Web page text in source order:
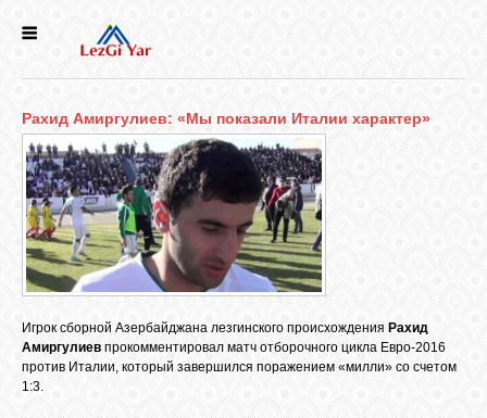
СЕЛА
ИСТОРИЯ
КУЛЬТУРА
ГОЛОС
ЛЕЗГИН
Рахид Амиргулиев: «Мы показали Италии характер»
Игрок сборной Азербайджана лезгинского происхождения Рахид
Амиргулиев прокомментировал матч отборочного цикла Евро-2016
против Италии, который завершился поражением «милли» со счетом
1:3.